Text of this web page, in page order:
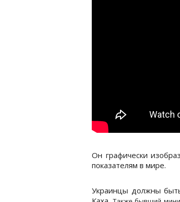
Он графически
показателям в мире.
Украинцы должны